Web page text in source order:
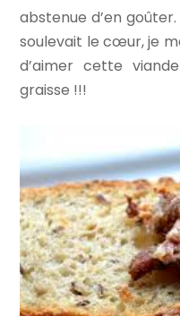
abstenue d’en
soulevait le cœur, je
d’aimer cette
graisse !!!